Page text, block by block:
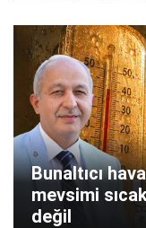
Bunaltıcı
mevsimi
değil